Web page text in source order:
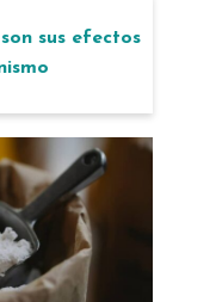
sus efectos